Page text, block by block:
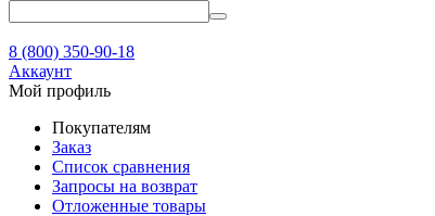
8 (800) 350-90-18
Аккаунт
Мой профиль
Покупателям
Заказ
Список сравнения
Запросы на возврат
Отложенные товары